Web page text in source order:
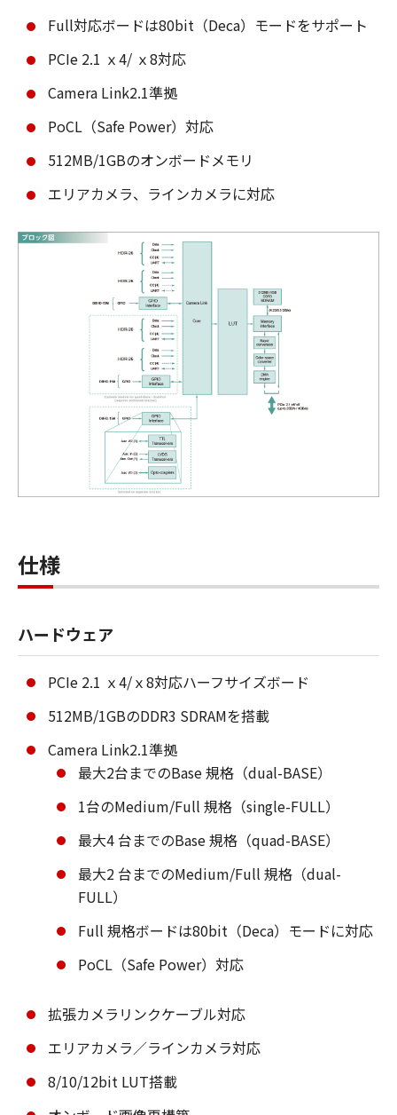
Full対応ボードは80bit（Deca）モードをサポート
PCIe 2.1 ｘ4/ ｘ8対応
Camera Link2.1準拠
PoCL（Safe Power）対応
512MB/1GBのオンボードメモリ
エリアカメラ、ラインカメラに対応
仕様
ハードウェア
PCIe 2.1 ｘ4/ｘ8対応ハーフサイズボード
512MB/1GBのDDR3 SDRAMを搭載
Camera Link2.1準拠
最大2台までのBase 規格（dual-BASE）
1台のMedium/Full 規格（single-FULL）
最大4 台までのBase 規格（quad-BASE）
最大2 台までのMedium/Full 規格（dual-
FULL）
Full 規格ボードは80bit（Deca）モードに対応
PoCL（Safe Power）対応
拡張カメラリンクケーブル対応
エリアカメラ／ラインカメラ対応
8/10/12bit LUT搭載